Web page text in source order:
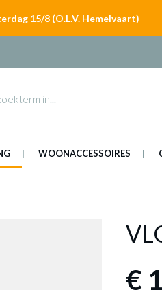
15/8 (O.L.V. Hemelvaart)
WOONACCESSOIRES
€